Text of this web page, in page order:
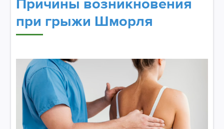
​​​​​​​Причины возникновения
при грыжи Шморля